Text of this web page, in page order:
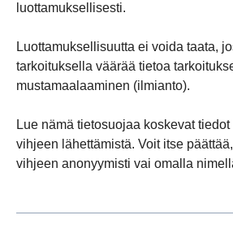
luottamuksellisesti.
Luottamuksellisuutta ei voida taata,
tarkoituksella väärää tietoa
mustamaalaaminen (ilmianto).
Lue nämä tietosuojaa koskevat
vihjeen lähettämistä. Voit itse
vihjeen anonyymisti vai omalla